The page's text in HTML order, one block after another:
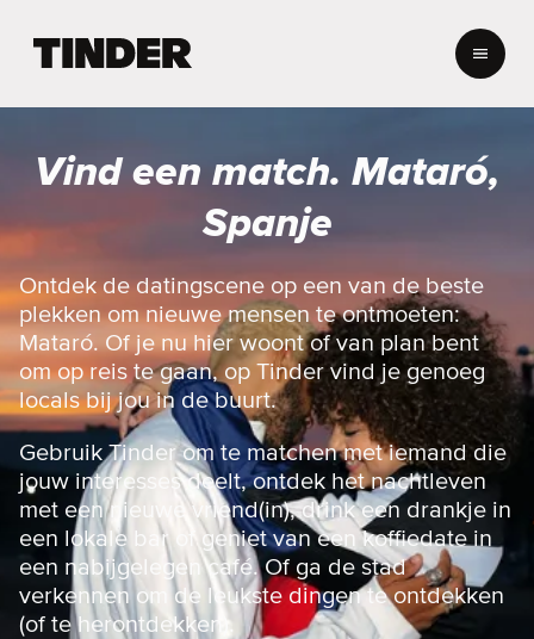
r
o
e
p
a
g
i
n
a
Vind een match. Mataró,
Spanje
Ontdek de datingscene op een van de beste
plekken om nieuwe mensen te ontmoeten:
Mataró. Of je nu hier woont of van plan bent
om op reis te gaan, op Tinder vind je genoeg
locals bij jou in de buurt.
Gebruik Tinder om te matchen met iemand die
jouw interesses deelt, ontdek het nachtleven
met een nieuwe vriend(in), drink een drankje in
een lokale bar of geniet van een koffiedate in
een nabijgelegen café. Of ga de stad
verkennen om de leukste dingen te ontdekken
(of te herontdekken).